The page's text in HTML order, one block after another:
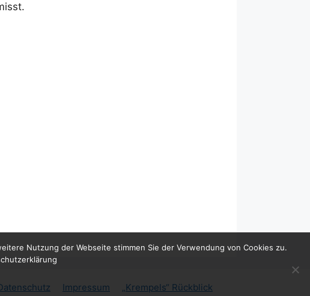
Impressum „Krempels“ Rückblick
Nutzung der Webseite stimmen Sie der Verwendung von Cookies zu.